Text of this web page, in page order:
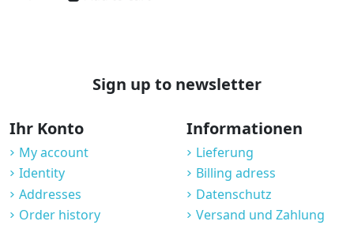
Sign up to newsletter
Ihr Konto
My account
Identity
Addresses
Order history
Informationen
Lieferung
Billing adress
Datenschutz
Versand und Zahlung